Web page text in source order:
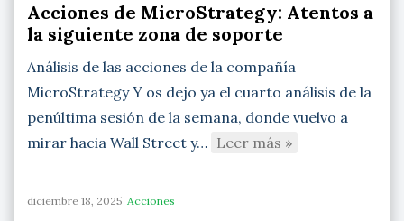
Acciones de MicroStrategy: Atentos a
la siguiente zona de soporte
Análisis de las acciones de la compañía
MicroStrategy Y os dejo ya el cuarto análisis de la
penúltima sesión de la semana, donde vuelvo a
mirar hacia Wall Street y… Leer más »
diciembre 18, 2025 Acciones